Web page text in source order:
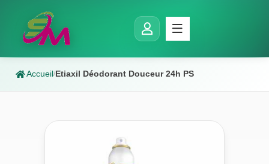
Accueil/Etiaxil Déodorant Douceur 24h PS